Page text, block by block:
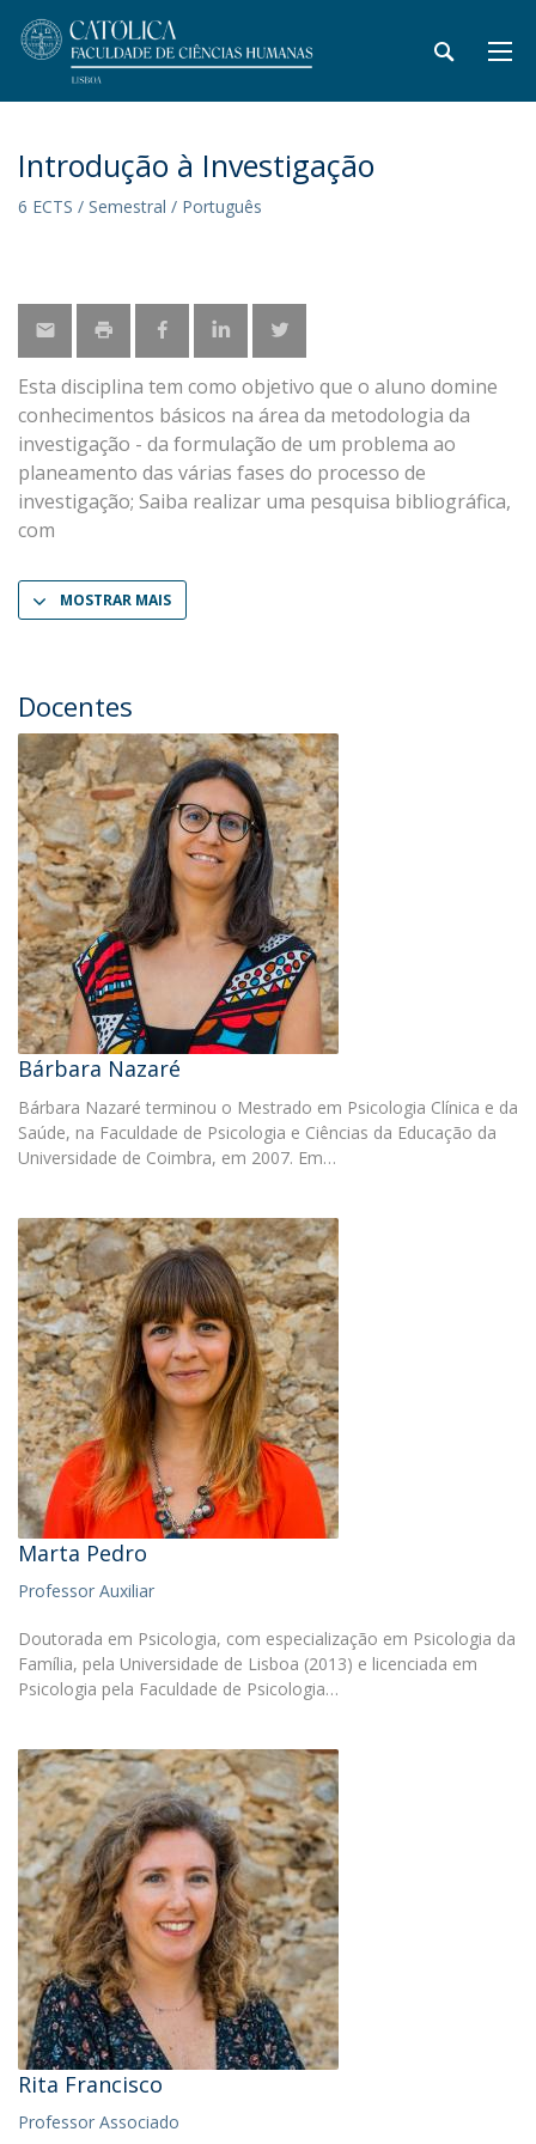
Introdução à Investigação
6 ECTS / Semestral / Português
Esta disciplina tem como objetivo que o aluno domine
conhecimentos básicos na área da metodologia da
investigação - da formulação de um problema ao
planeamento das várias fases do processo de
investigação; Saiba realizar uma pesquisa bibliográfica,
com
MOSTRAR MAIS
Docentes
Bárbara Nazaré
Bárbara Nazaré terminou o Mestrado em Psicologia Clínica e da
Saúde, na Faculdade de Psicologia e Ciências da Educação da
Universidade de Coimbra, em 2007. Em…
Marta Pedro
Professor Auxiliar
Doutorada em Psicologia, com especialização em Psicologia da
Família, pela Universidade de Lisboa (2013) e licenciada em
Psicologia pela Faculdade de Psicologia…
Rita Francisco
Professor Associado